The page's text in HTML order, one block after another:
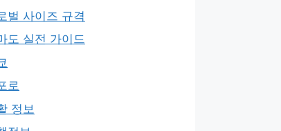
벌 사이즈 규격
도 실전 가이드
로
정보